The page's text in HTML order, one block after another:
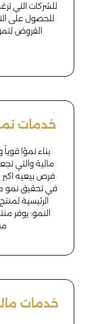
للشركات التي
للحصول على
القروض
خدمات
بناء نموًا
مالية والتي
فرص بيعيه
في تحقيق نمو
الرئيسية
النمو: يوفر
خدمات